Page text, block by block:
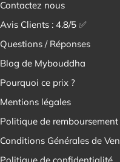
Contactez nous
Avis Clients : 4.8/5 ✅
Questions / Réponses
Blog de Mybouddha
Pourquoi ce prix ?
Mentions légales
Politique de remboursement
Conditions Générales de